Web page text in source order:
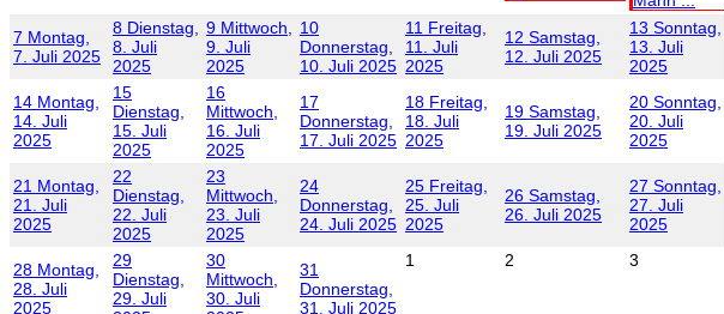
7 Montag,
7. Juli 2025
8 Dienstag,
8. Juli
2025
9 Mittwoch,
9. Juli
2025
10
Donnerstag,
10. Juli 2025
11 Freitag,
11. Juli
2025
12 Samstag,
12. Juli 2025
13 Sonntag,
13. Juli
2025
14 Montag,
14. Juli
2025
15
Dienstag,
15. Juli
2025
16
Mittwoch,
16. Juli
2025
17
Donnerstag,
17. Juli 2025
18 Freitag,
18. Juli
2025
19 Samstag,
19. Juli 2025
20 Sonntag,
20. Juli
2025
21 Montag,
21. Juli
2025
22
Dienstag,
22. Juli
2025
23
Mittwoch,
23. Juli
2025
24
Donnerstag,
24. Juli 2025
25 Freitag,
25. Juli
2025
26 Samstag,
26. Juli 2025
27 Sonntag,
27. Juli
2025
28 Montag,
28. Juli
2025
29
Dienstag,
29. Juli
30
Mittwoch,
30. Juli
31
Donnerstag,
31. Juli 2025
1 2 3